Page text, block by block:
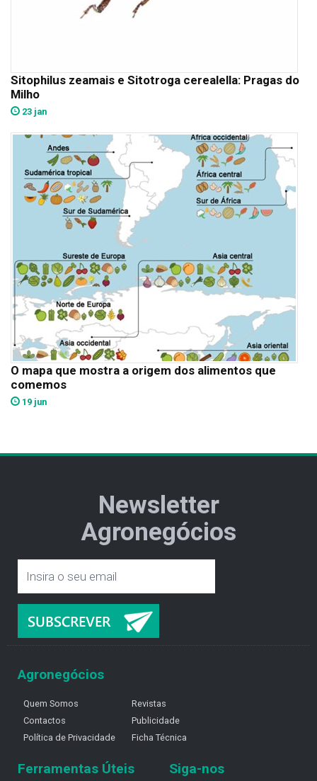
Sitophilus zeamais e Sitotroga cerealella: Pragas do
Milho
23 jan
O mapa que mostra a origem dos alimentos que
comemos
19 jun
Newsletter
Agronegócios
Agronegócios
Quem Somos
Contactos
Política de Privacidade
Revistas
Publicidade
Ficha Técnica
Ferramentas Úteis Siga-nos